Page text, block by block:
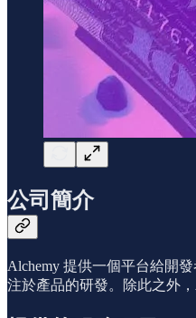
公司簡介
Alchemy 提供一個平台給開
注於產品的研發。除此之外